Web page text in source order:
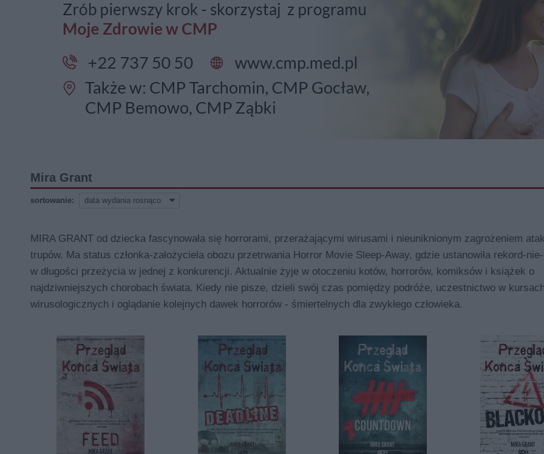
Mira Grant
sortowanie:
MIRA GRANT od dziecka fascynowała się horrorami, przerażającymi wirusami i nieuniknionym zagrożeniem
trupów. Ma status członka-założyciela obozu przetrwania Horror Movie Sleep-Away, gdzie ustanowiła rekord-
w długości przeżycia w jednej z konkurencji. Aktualnie żyje w otoczeniu kotów, horrorów, komiksów i książek o
najdziwniejszych chorobach świata. Kiedy nie pisze, dzieli swój czas pomiędzy podróże, uczestnictwo w kursach
wirusologicznych i oglądanie kolejnych dawek horrorów - śmiertelnych dla zwykłego człowieka.